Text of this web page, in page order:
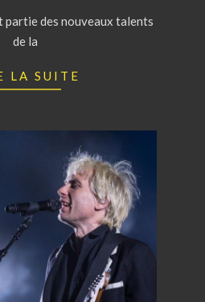
partie des nouveaux talents
de la
LA SUITE